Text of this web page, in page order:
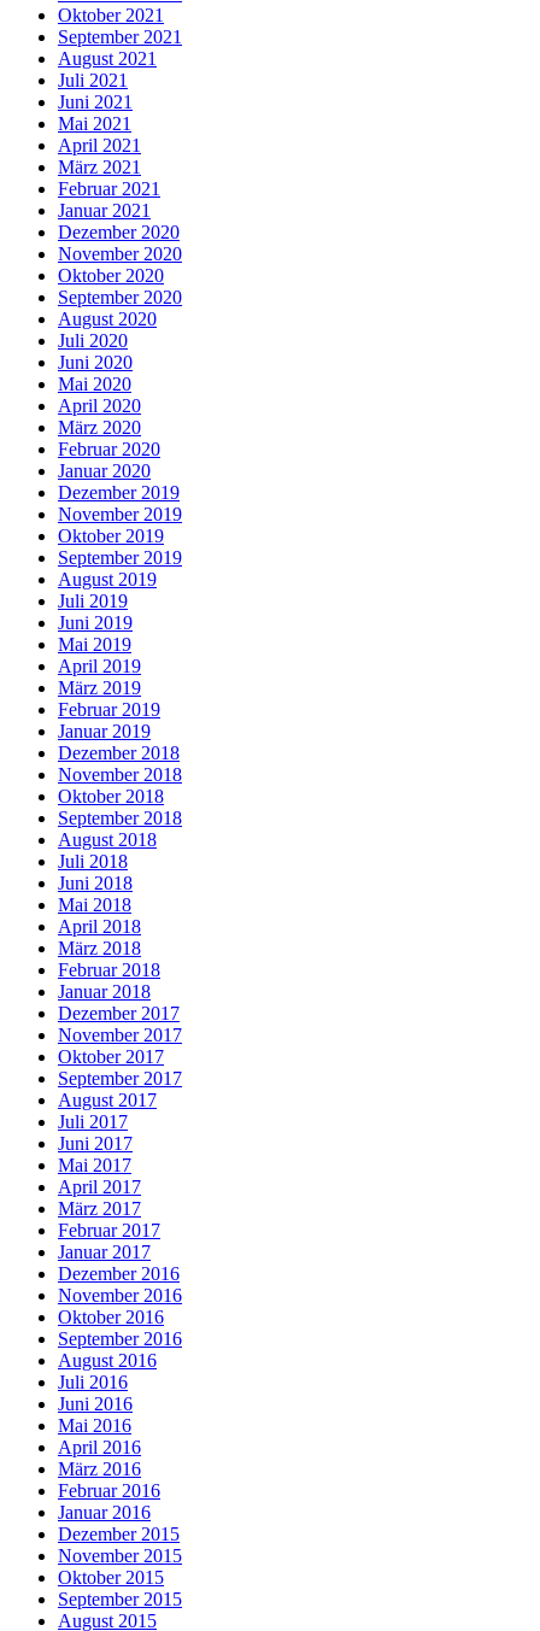
Oktober 2021
September 2021
August 2021
Juli 2021
Juni 2021
Mai 2021
April 2021
März 2021
Februar 2021
Januar 2021
Dezember 2020
November 2020
Oktober 2020
September 2020
August 2020
Juli 2020
Juni 2020
Mai 2020
April 2020
März 2020
Februar 2020
Januar 2020
Dezember 2019
November 2019
Oktober 2019
September 2019
August 2019
Juli 2019
Juni 2019
Mai 2019
April 2019
März 2019
Februar 2019
Januar 2019
Dezember 2018
November 2018
Oktober 2018
September 2018
August 2018
Juli 2018
Juni 2018
Mai 2018
April 2018
März 2018
Februar 2018
Januar 2018
Dezember 2017
November 2017
Oktober 2017
September 2017
August 2017
Juli 2017
Juni 2017
Mai 2017
April 2017
März 2017
Februar 2017
Januar 2017
Dezember 2016
November 2016
Oktober 2016
September 2016
August 2016
Juli 2016
Juni 2016
Mai 2016
April 2016
März 2016
Februar 2016
Januar 2016
Dezember 2015
November 2015
Oktober 2015
September 2015
August 2015